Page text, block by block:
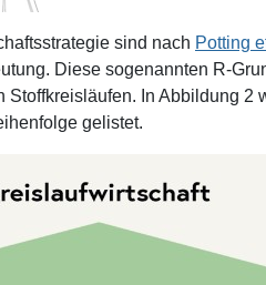
sind nach Potting
Diese sogenannten R-
In Abbildung
gelistet.